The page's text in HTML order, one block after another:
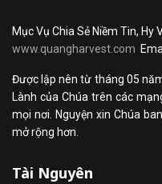
Mục Vụ Chia Sẻ Niềm Tin, Hy
www.quangharvest.com
Được lập nên từ tháng 05
Lành của Chúa trên các
mọi nơi. Nguyện xin Chúa
mở rộng hơn.
Tài Nguyên